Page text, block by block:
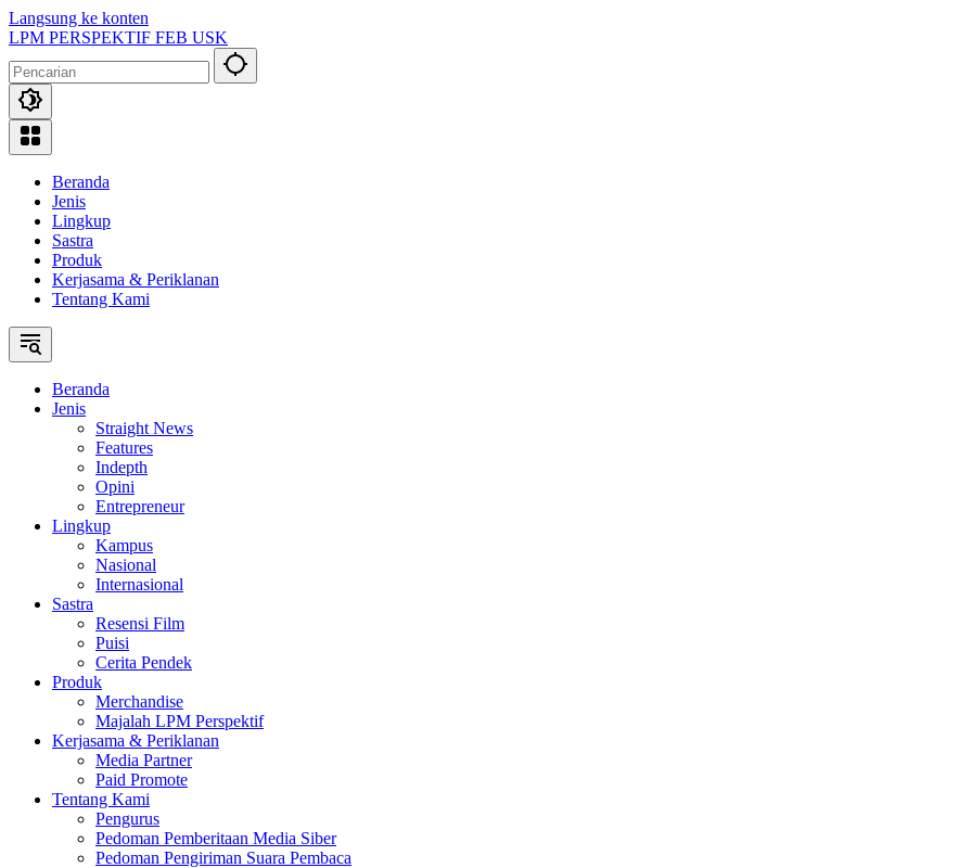
Langsung ke konten
LPM PERSPEKTIF FEB USK
Beranda
Jenis
Lingkup
Sastra
Produk
Kerjasama & Periklanan
Tentang Kami
Beranda
Jenis
Straight News
Features
Indepth
Opini
Entrepreneur
Lingkup
Kampus
Nasional
Internasional
Sastra
Resensi Film
Puisi
Cerita Pendek
Produk
Merchandise
Majalah LPM Perspektif
Kerjasama & Periklanan
Media Partner
Paid Promote
Tentang Kami
Pengurus
Pedoman Pemberitaan Media Siber
Pedoman Pengiriman Suara Pembaca